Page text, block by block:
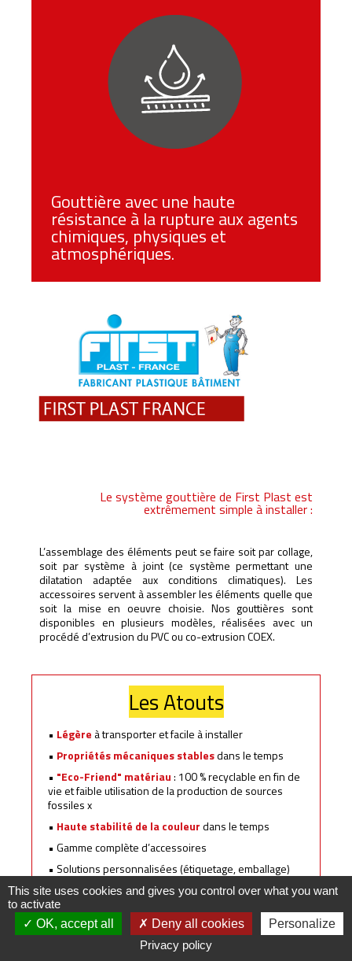
Gouttière avec une haute
résistance à la rupture aux agents
chimiques, physiques et
atmosphériques.
Le système gouttière de First Plast est
extrêmement simple à installer :
L’assemblage des éléments peut se faire soit par collage,
soit par système à joint (ce système permettant une
dilatation adaptée aux conditions climatiques). Les
accessoires servent à assembler les éléments quelle que
soit la mise en oeuvre choisie. Nos gouttières sont
disponibles en plusieurs modèles, réalisées avec un
procédé d’extrusion du PVC ou co-extrusion COEX.
Les Atouts
• Légère à transporter et facile à installer
• Propriétés mécaniques stablesdans le temps
• "Eco-Friend" matériau: 100 % recyclable en fin de
vie et faible utilisation de la production de sources
fossiles x
• Haute stabilité de la couleurdans le temps
• Gamme complète d’accessoires
• Solutions personnalisées (étiquetage, emballage)
This site uses cookies and gives you control over what you want
to activate
OK, accept all
Deny all cookies
Personalize
Privacy policy